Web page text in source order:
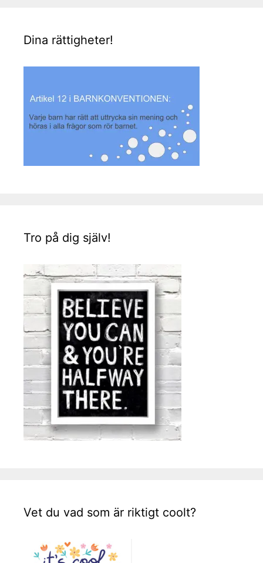
Dina rättigheter!
Tro på dig själv!
Vet du vad som är riktigt coolt?